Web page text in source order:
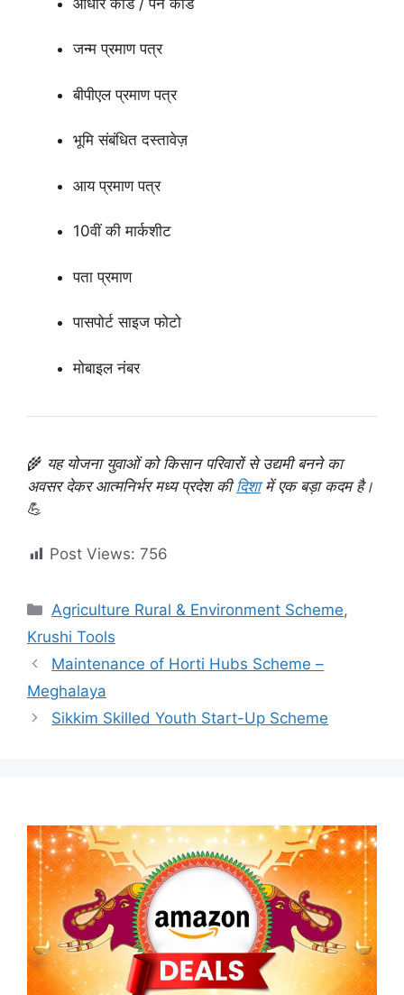
जन्म प्रमाण पत्र
बीपीएल प्रमाण पत्र
भूमि संबंधित दस्तावेज़
आय प्रमाण पत्र
10वीं की मार्कशीट
पता प्रमाण
पासपोर्ट साइज फोटो
मोबाइल नंबर
🌾 यह योजना युवाओं को किसान परिवारों से उद्यमी बनने का
अवसर देकर आत्मनिर्भर मध्य प्रदेश कीदिशामें एक बड़ा कदम है।
💪
Post Views: 756
Categories
Agriculture Rural & Environment Scheme,
Krushi Tools
Maintenance of Horti Hubs Scheme –
Meghalaya
Sikkim Skilled Youth Start-Up Scheme